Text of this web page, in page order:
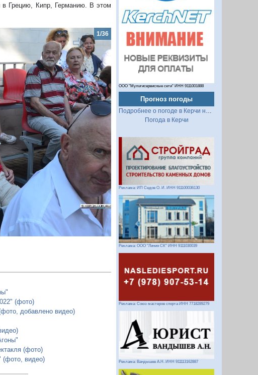
в Грецию, Кипр, Германию. В этом
Следующий
(фото)
добавлено видео)
(фото)
(фото, видео)
ООО "Мультисервисные сети" ИНН 9111001888
Прогноз погоды
Подробнее о погоде в Керчи на 2 недели
Погода в Керчи
Реклама: ИП Седов О. И. ИНН 911100036130
Реклама: ООО "Линия СК" ИНН 9111030039
Реклама: Союз мастеров спорта ИНН 7718289279
Реклама: Вандышев А.Н. ИНН 911113162887